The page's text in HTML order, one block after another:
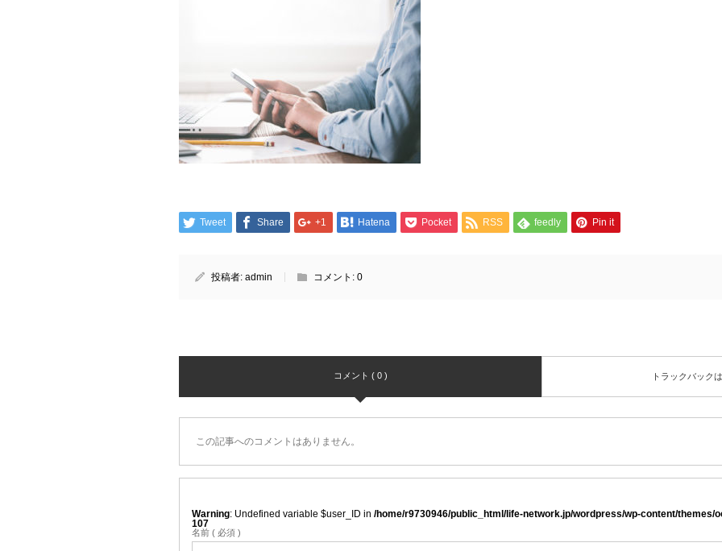
Tweet Share +1 Hatena Pocket RSS feedly Pin it
投稿者: admin コメント: 0
コメント ( 0 ) トラックバック
この記事へのコメントはありません。
Warning : Undefined variable $user_ID in /home/r9730946/public_html/life-network.jp/wordpress/wp-content/themes/
107
名前 ( 必須 )